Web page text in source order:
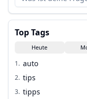
Top Tags
Heute
1. auto
2. tips
3. tipps